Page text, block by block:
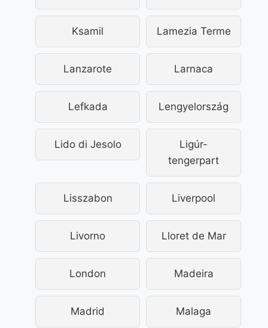
Ksamil Lamezia Terme
Lanzarote Larnaca
Lefkada Lengyelország
Lido di Jesolo
Ligúr-
tengerpart
Lisszabon Liverpool
Livorno Lloret de Mar
London Madeira
Madrid Malaga